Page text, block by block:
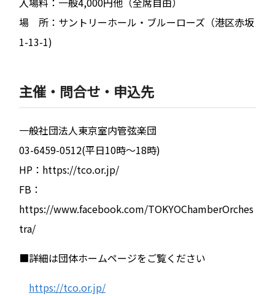
場 所：サントリーホール・ブルーローズ（港区赤坂
1-13-1)
主催・問合せ・申込先
一般社団法人東京室内管弦楽団
03-6459-0512(平日10時～18時)
HP：https://tco.or.jp/
FB：
https://www.facebook.com/TOKYOChamberOrches
tra/
■詳細は団体ホームページをご覧ください
https://tco.or.jp/